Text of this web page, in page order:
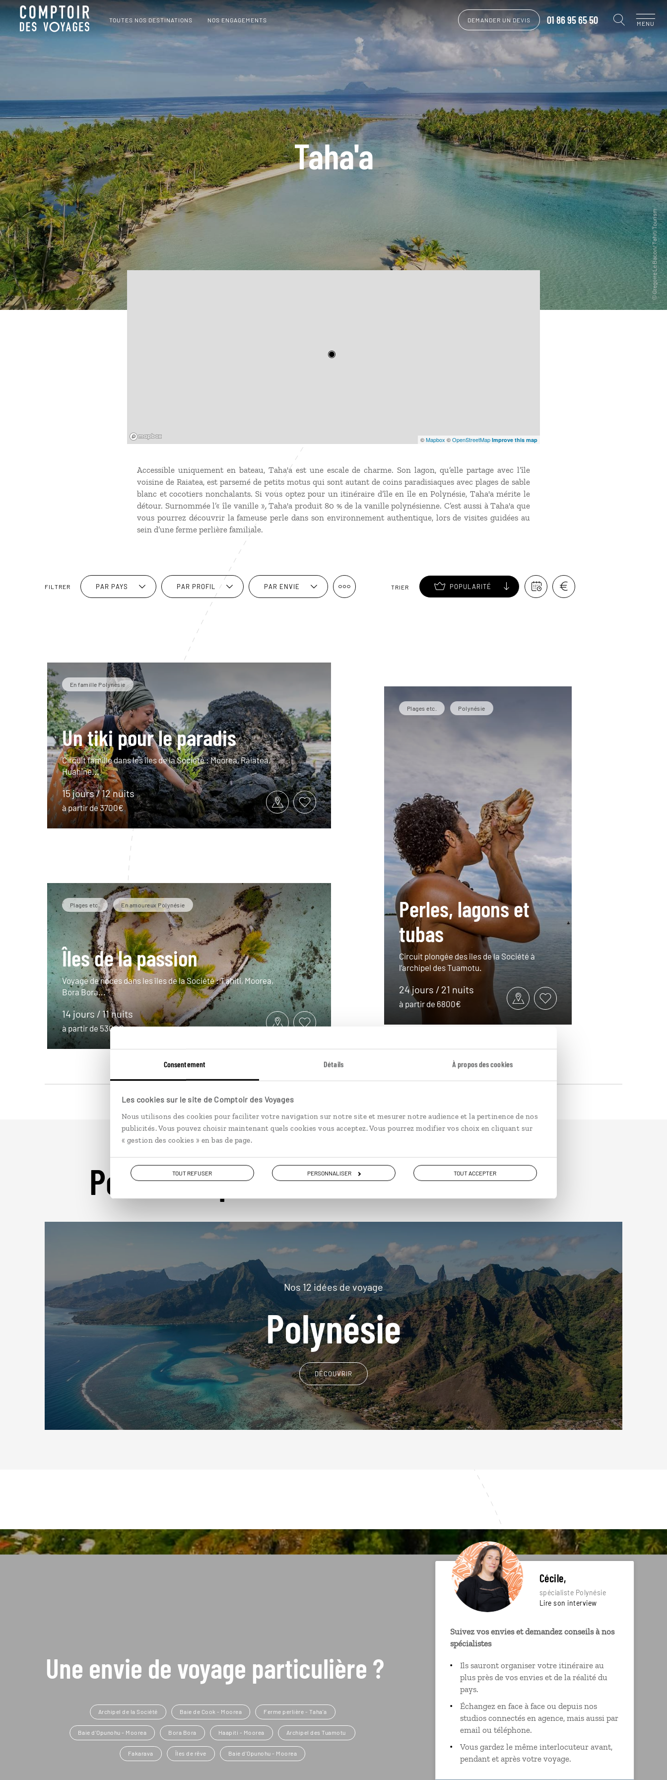
Consentement Détails À propos des cookies
Les cookies sur le site de Comptoir des Voyages
Nous utilisons des cookies pour faciliter votre navigation sur notre site et mesurer notre audience et la pertinence de nos
publicités. Vous pouvez choisir maintenant quels cookies vous acceptez. Vous pourrez modifier vos choix en cliquant sur
« gestion des cookies » en bas de page.
TOUT REFUSER PERSONNALISER TOUT ACCEPTER
TOUTES NOS DESTINATIONS NOS ENGAGEMENTS DEMANDER UN DEVIS 01 86 95 65 50 MENU
Taha'a
©Mapbox ©OpenStreetMap Improve this map
Accessible uniquement en bateau, Taha'a est une escale de charme. Son lagon, qu’elle partage avec l’île
voisine de Raiatea, est parsemé de petits motus qui sont autant de coins paradisiaques avec plages de sable
blanc et cocotiers nonchalants. Si vous optez pour un itinéraire d’île en île en Polynésie, Taha'a mérite le
détour. Surnommée l’« île vanille », Taha'a produit 80 % de la vanille polynésienne. C’est aussi à Taha'a que
vous pourrez découvrir la fameuse perle dans son environnement authentique, lors de visites guidées au
sein d’une ferme perlière familiale.
FILTRER PAR PAYS PAR PROFIL PAR ENVIE TRIER POPULARITÉ
En famille Polynésie
Un tiki pour le paradis
Circuit famille dans les îles de la Société : Moorea, Raiatea,
Huahine...
15 jours / 12 nuits
à partir de 3700€
Plages etc. En amoureux Polynésie
Îles de la passion
Voyage de noces dans les îles de la Société : Tahiti, Moorea,
Bora Bora...
14 jours / 11 nuits
à partir de 5300€
Plages etc. Polynésie
Perles, lagons et
tubas
Circuit plongée des îles de la Société à
l’archipel des Tuamotu.
24 jours / 21 nuits
à partir de 6800€
Pour aller plus loin
Nos 12 idées de voyage
Polynésie
DÉCOUVRIR
Une envie de voyage particulière ?
Archipel de la Société Baie de Cook - Moorea Ferme perlière - Taha'a
Baie d'Opunohu - Moorea Bora Bora Haapiti - Moorea Archipel des Tuamotu
Fakarava Îles de rêve Baie d'Opunohu - Moorea
Cécile,
spécialiste Polynésie
Lire son interview
Suivez vos envies et demandez conseils à nos
spécialistes
Ils sauront organiser votre itinéraire au
plus près de vos envies et de la réalité du
pays.
Échangez en face à face ou depuis nos
studios connectés en agence, mais aussi par
email ou téléphone.
Vous gardez le même interlocuteur avant,
pendant et après votre voyage.